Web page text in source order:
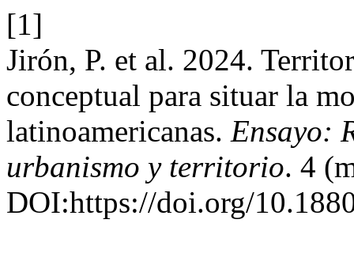
[1]
Jirón, P. et al. 2024.
conceptual para situar la
latinoamericanas. Ensayo:
urbanismo y territorio. 4
DOI:https://doi.org/